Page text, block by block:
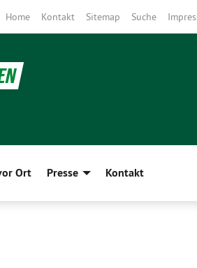
Home Kontakt Sitemap Suche
Ort Presse Kontakt